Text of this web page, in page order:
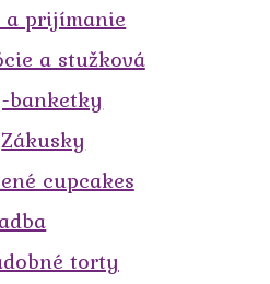
a prijímanie
a stužková
banketky
Zákusky
cupcakes
torty